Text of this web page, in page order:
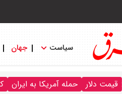
سیاست جهان
قیمت دلار حمله آمریکا به ایران